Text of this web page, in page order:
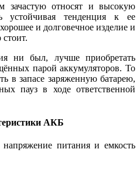
зачастую относят и высокую
устойчивая тенденция к ее
и долговечное изделие и
ни был, лучше приобретать
парой аккумуляторов. То
в запасе заряженную батарею,
пауз в ходе ответственной
АКБ
питания и емкость